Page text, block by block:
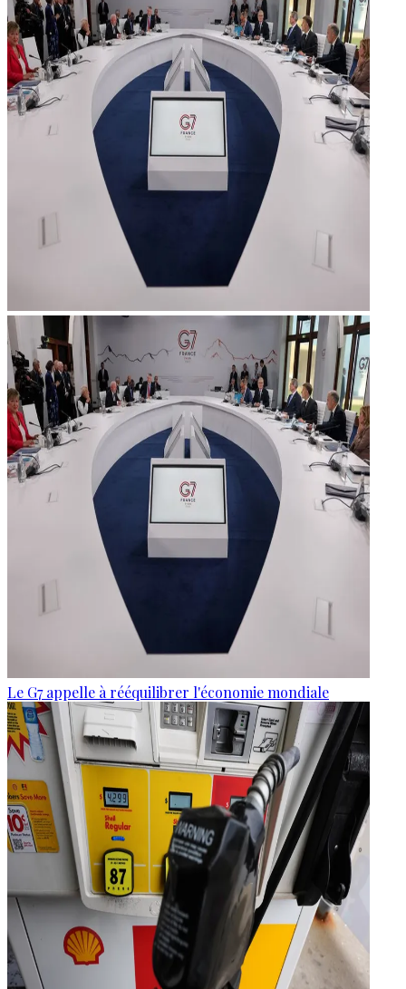
Le G7 appelle à rééquilibrer l'économie mondiale